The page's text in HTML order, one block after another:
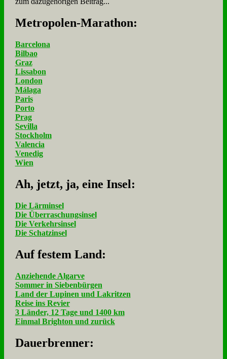
Me­tro­po­len-Ma­ra­thon:
Barcelona
Bilbao
Graz
Lissabon
London
Málaga
Paris
Porto
Prag
Sevilla
Stockholm
Valencia
Venedig
Wien
Ah, jetzt, ja, ei­ne In­sel:
Die Lärminsel
Die Überraschungsinsel
Die Verkehrsinsel
Die Schatzinsel
Auf fe­stem Land:
Anziehende Algarve
Sommer in Siebenbürgen
Land der Lupinen und Lakritzen
Reise ins Revier
3 Länder, 12 Tage und 1400 km
Einmal Brighton und zurück
Dau­er­bren­ner: